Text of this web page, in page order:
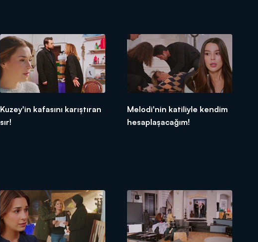
Kuzey'in kafasını karıştıran
sır!
Melodi'nin katiliyle kendim
hesaplaşacağım!